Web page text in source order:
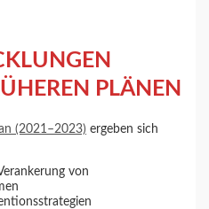
PLÄNEN
(2021–2023) ergeben sich
von